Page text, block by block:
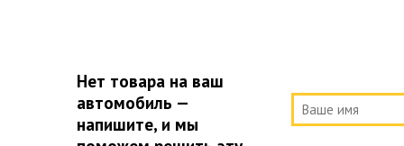
Нет товара на ваш
автомобиль —
напишите, и мы